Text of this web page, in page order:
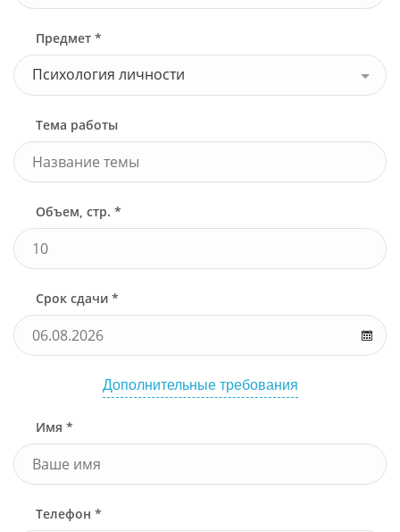
Предмет *
Психология личности
Тема работы
Объем, стр. *
Срок сдачи *
Дополнительные требования
Имя *
Телефон *